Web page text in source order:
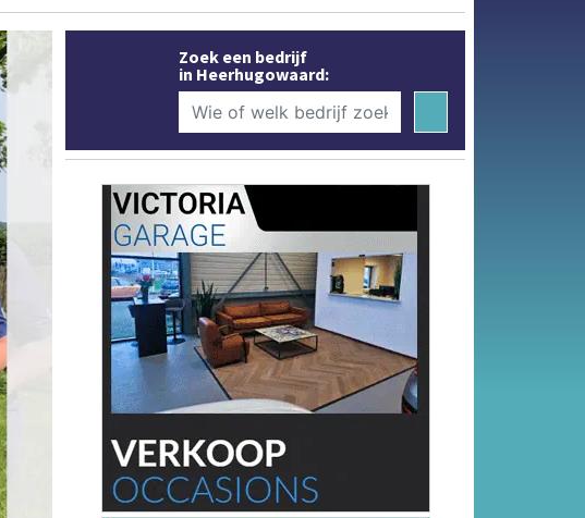
Zoek een bedrijf
in Heerhugowaard: